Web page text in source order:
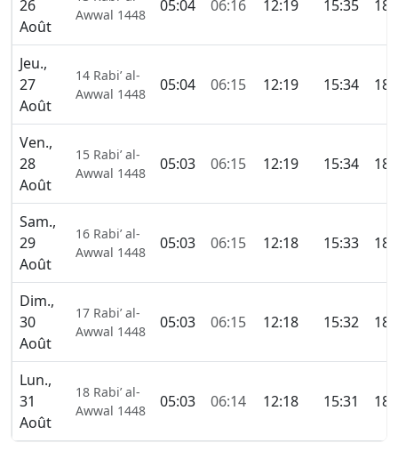
26
Août
Awwal 1448
05:04 06:16 12:19 15:35
Jeu.,
27
Août
14 Rabi’ al-
Awwal 1448
05:04 06:15 12:19 15:34
Ven.,
28
Août
15 Rabi’ al-
Awwal 1448
05:03 06:15 12:19 15:34
Sam.,
29
Août
16 Rabi’ al-
Awwal 1448
05:03 06:15 12:18 15:33
Dim.,
30
Août
17 Rabi’ al-
Awwal 1448
05:03 06:15 12:18 15:32
Lun.,
31
Août
18 Rabi’ al-
Awwal 1448
05:03 06:14 12:18 15:31